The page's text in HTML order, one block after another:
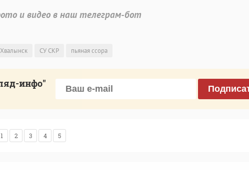
и видео в наш телеграм-бот
Хвалынск СУ СКР пьяная ссора
инфо"
1 2 3 4 5